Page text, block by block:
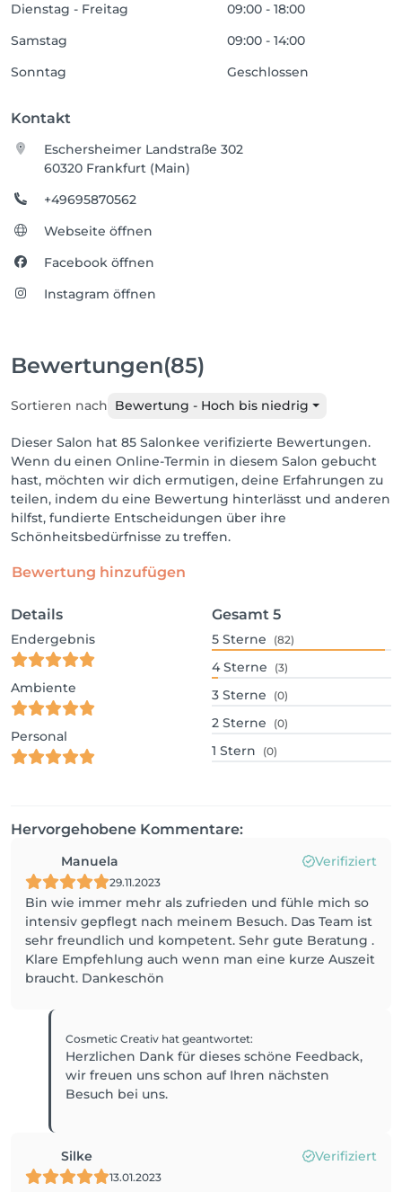
Dienstag - Freitag
09:00 - 18:00
Samstag
09:00 - 14:00
Sonntag
Geschlossen
Kontakt
Eschersheimer Landstraße 302
60320 Frankfurt (Main)
+49695870562
Webseite öffnen
Facebook öffnen
Instagram öffnen
Bewertungen(85)
Sortieren nach Bewertung - Hoch bis niedrig
Dieser Salon hat 85 Salonkee verifizierte Bewertungen.
Wenn du einen Online-Termin in diesem Salon gebucht
hast, möchten wir dich ermutigen, deine Erfahrungen zu
teilen, indem du eine Bewertung hinterlässt und anderen
hilfst, fundierte Entscheidungen über ihre
Schönheitsbedürfnisse zu treffen.
Bewertung hinzufügen
Details
Endergebnis
Ambiente
Personal
Gesamt 5
5 Sterne (82)
4 Sterne (3)
3 Sterne (0)
2 Sterne (0)
1 Stern (0)
Hervorgehobene Kommentare:
Manuela Verifiziert
29.11.2023
Bin wie immer mehr als zufrieden und fühle mich so
intensiv gepflegt nach meinem Besuch. Das Team ist
sehr freundlich und kompetent. Sehr gute Beratung .
Klare Empfehlung auch wenn man eine kurze Auszeit
braucht. Dankeschön
Cosmetic Creativ hat geantwortet:
Herzlichen Dank für dieses schöne Feedback,
wir freuen uns schon auf Ihren nächsten
Besuch bei uns.
Silke Verifiziert
13.01.2023